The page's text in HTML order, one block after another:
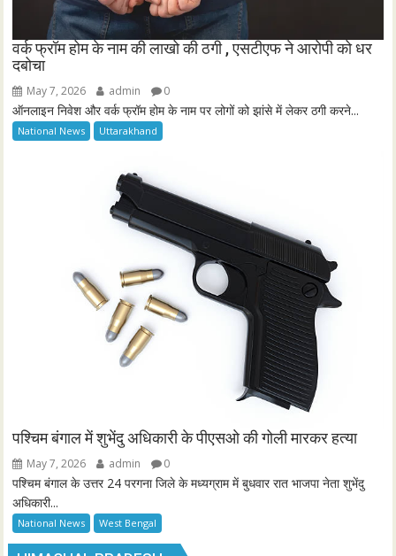
वर्क फ्रॉम होम के नाम की लाखो की ठगी , एसटीएफ ने आरोपी को धर
दबोचा
May 7, 2026 admin 0
ऑनलाइन निवेश और वर्क फ्रॉम होम के नाम पर लोगों को झांसे में लेकर ठगी करने...
National News Uttarakhand
पश्चिम बंगाल में शुभेंदु अधिकारी के पीएसओ की गोली मारकर हत्या
May 7, 2026 admin 0
पश्चिम बंगाल के उत्तर 24 परगना जिले के मध्यग्राम में बुधवार रात भाजपा नेता शुभेंदु
अधिकारी...
National News West Bengal